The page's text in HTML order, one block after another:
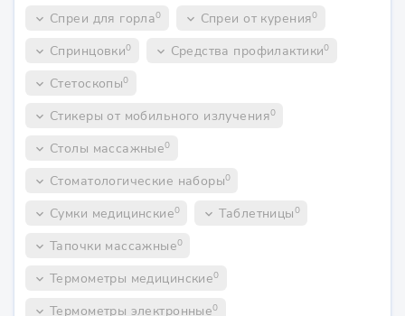
keyboard_arrow_down Спреи для горла0 keyboard_arrow_down Спреи от курения0
keyboard_arrow_down Спринцовки0 keyboard_arrow_down Средства профилактики0
keyboard_arrow_down Стетоскопы0
keyboard_arrow_down Стикеры от мобильного излучения0
keyboard_arrow_down Столы массажные0
keyboard_arrow_down Стоматологические наборы0
keyboard_arrow_down Сумки медицинские0 keyboard_arrow_down Таблетницы0
keyboard_arrow_down Тапочки массажные0
keyboard_arrow_down Термометры медицинские0
keyboard_arrow_down Термометры электронные0